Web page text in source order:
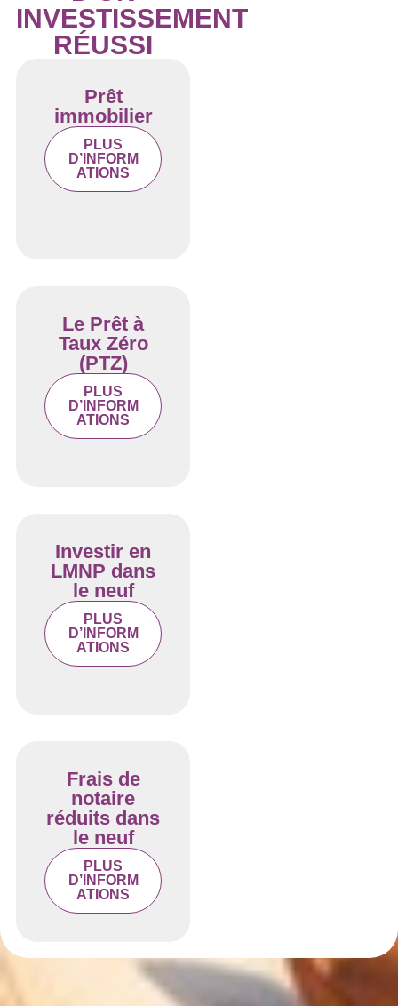
INVESTISSEMENT
RÉUSSI
Prêt
immobilier
PLUS
D’INFORM
ATIONS
Le Prêt à
Taux Zéro
(PTZ)
PLUS
D’INFORM
ATIONS
Investir en
LMNP dans
le neuf
PLUS
D’INFORM
ATIONS
Frais de
notaire
réduits dans
le neuf
PLUS
D’INFORM
ATIONS